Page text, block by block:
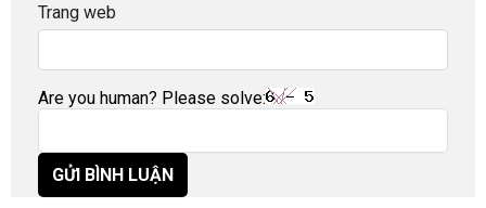
Trang web
Are you human? Please solve: